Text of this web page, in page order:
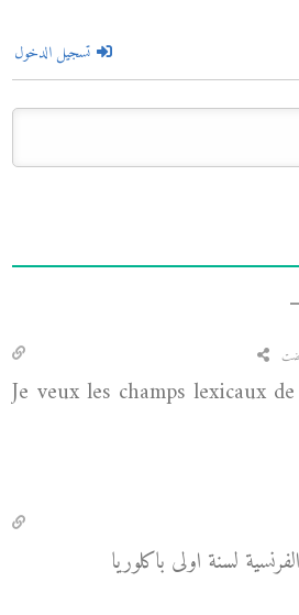
تسجيل الدخول
Je veux les champs lexicaux
لسنة اولى باكلوريا